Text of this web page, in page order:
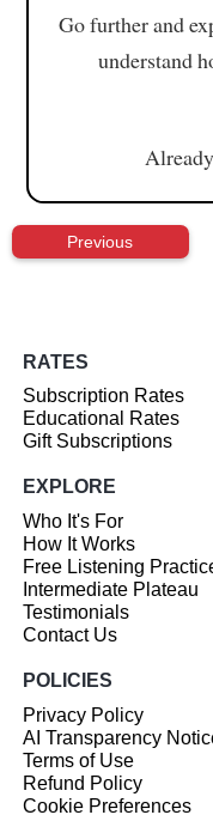
Go further and
understand
Previous
RATES
Subscription Rates
Educational Rates
Gift Subscriptions
EXPLORE
Who It's For
How It Works
Free Listening
Intermediate Plateau
Testimonials
Contact Us
POLICIES
Privacy Policy
AI Transparency
Terms of Use
Refund Policy
Cookie Preferences